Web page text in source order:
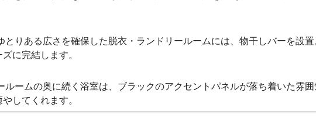
とりある広さを確保した脱衣・ランドリールームには、物干しバーを設
に完結します。
ルームの奥に続く浴室は、ブラックのアクセントパネルが落ち着いた雰
してくれます。